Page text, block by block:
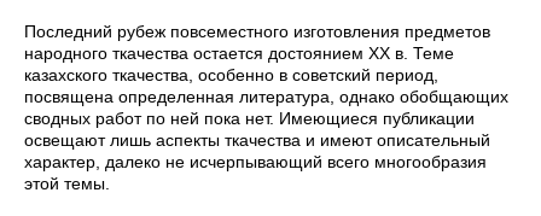
Последний рубеж повсеместного изготовления предметов
народного ткачества остается достоянием ХХ в. Теме
казахского ткачества, особенно в советский период,
посвящена определенная литература, однако обобщающих
сводных работ по ней пока нет. Имеющиеся публикации
освещают лишь аспекты ткачества и имеют описательный
характер, далеко не исчерпывающий всего многообразия
этой темы.